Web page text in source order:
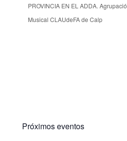
PROVINCIA EN EL ADDA. Agrupació
Musical CLAUdeFA de Calp
Próximos eventos